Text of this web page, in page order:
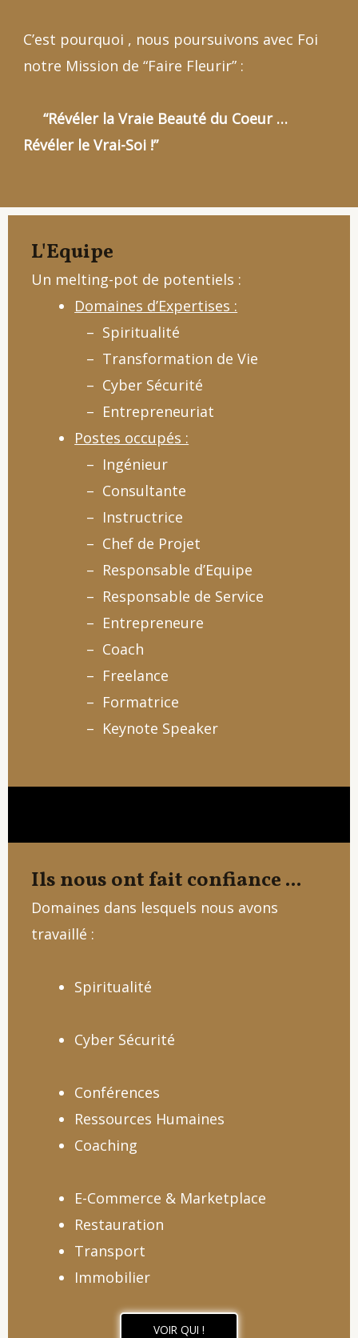
C’est pourquoi , nous poursuivons avec Foi
notre Mission de “Faire Fleurir” :
“Révéler la Vraie Beauté du Coeur …
Révéler le Vrai-Soi !”
L'Equipe
Un melting-pot de potentiels :
Domaines d’Expertises :
– Spiritualité
– Transformation de Vie
– Cyber Sécurité
– Entrepreneuriat
Postes occupés :
– Ingénieur
– Consultante
– Instructrice
– Chef de Projet
– Responsable d’Equipe
– Responsable de Service
– Entrepreneure
– Coach
– Freelance
– Formatrice
– Keynote Speaker
Ils nous ont fait confiance ...
Domaines dans lesquels nous avons
travaillé :
Spiritualité
Cyber Sécurité
Conférences
Ressources Humaines
Coaching
E-Commerce & Marketplace
Restauration
Transport
Immobilier
VOIR QUI !